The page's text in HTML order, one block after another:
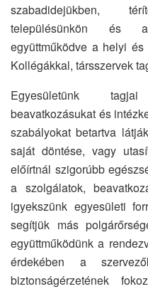
szabadidejükben,
településünkön és
együttműködve a helyi
Kollégákkal, társszervek
Egyesületünk
beavatkozásukat és
szabályokat betartva
saját döntése, vagy
előírtnál szigorúbb
a szolgálatok,
igyekszünk egyesületi
segítjük más
együttműködünk a
érdekében a
biztonságérzetének